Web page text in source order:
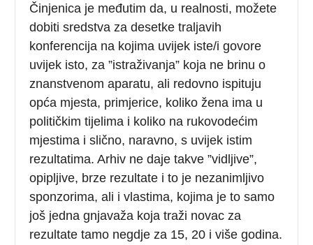
Činjenica je međutim da, u realnosti, možete
dobiti sredstva za desetke traljavih
konferencija na kojima uvijek iste/i govore
uvijek isto, za ”istraživanja” koja ne brinu o
znanstvenom aparatu, ali redovno ispituju
opća mjesta, primjerice, koliko žena ima u
političkim tijelima i koliko na rukovodećim
mjestima i slično, naravno, s uvijek istim
rezultatima. Arhiv ne daje takve ”vidljive”,
opipljive, brze rezultate i to je nezanimljivo
sponzorima, ali i vlastima, kojima je to samo
još jedna gnjavaža koja traži novac za
rezultate tamo negdje za 15, 20 i više godina.